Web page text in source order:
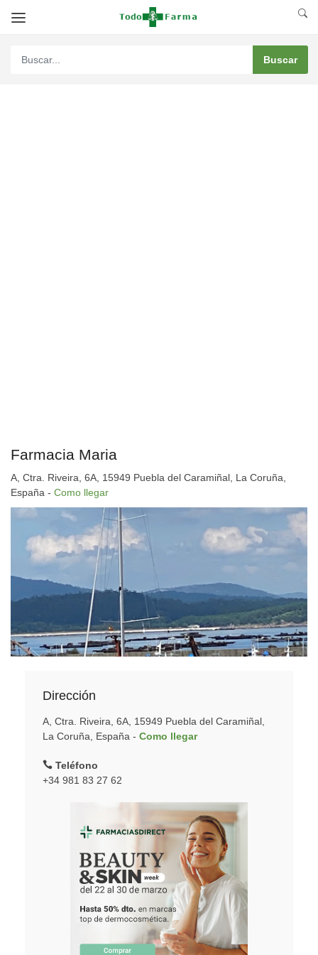
Farmacia Maria
A, Ctra. Riveira, 6A, 15949 Puebla del Caramiñal, La Coruña,
España - Como llegar
Dirección
A, Ctra. Riveira, 6A, 15949 Puebla del Caramiñal,
La Coruña, España - Como llegar
Teléfono
+34 981 83 27 62